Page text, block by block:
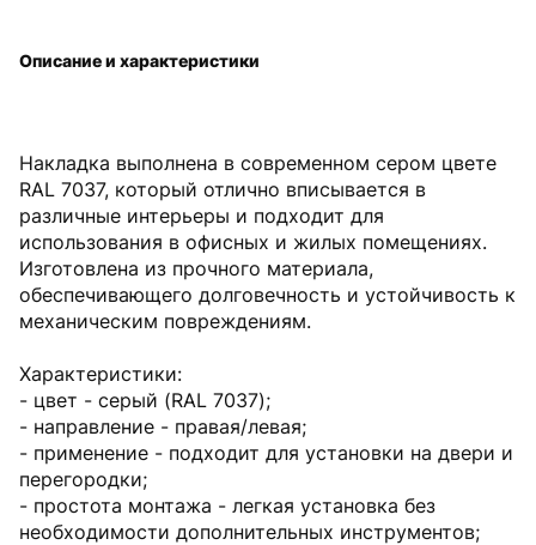
Накладка выполнена в современном сером цвете
RAL 7037, который отлично вписывается в
различные интерьеры и подходит для
использования в офисных и жилых помещениях.
Изготовлена из прочного материала,
обеспечивающего долговечность и устойчивость к
механическим повреждениям.
Характеристики:
- цвет - серый (RAL 7037);
- направление - правая/левая;
- применение - подходит для установки на двери и
перегородки;
- простота монтажа - легкая установка без
необходимости дополнительных инструментов;
Описание и характеристики